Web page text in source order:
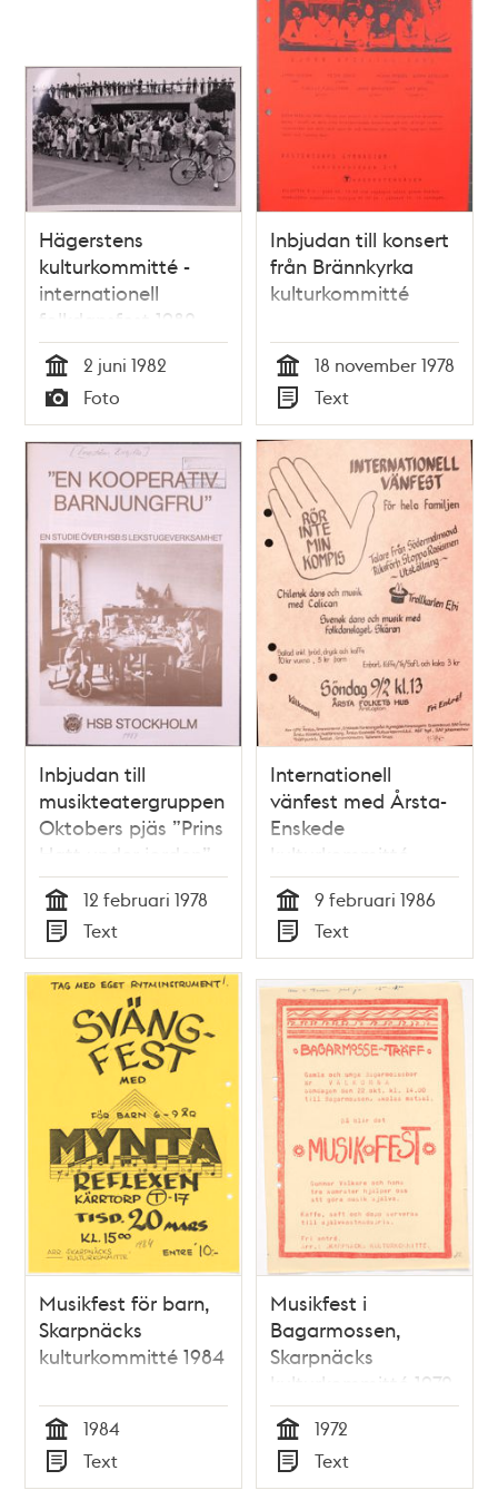
Hägerstens
kulturkommitté -
internationell
folkdansfest 1982
Tid
2 juni 1982
Typ
Foto
Inbjudan till konsert
från Brännkyrka
kulturkommitté
Tid
18 november 1978
Typ
Text
Inbjudan till
musikteatergruppen
Oktobers pjäs ”Prins
Hatt under jorden”
Tid
12 februari 1978
Typ
Text
Internationell
vänfest med Årsta-
Enskede
kulturkommitté
Tid
9 februari 1986
Typ
Text
Musikfest för barn,
Skarpnäcks
kulturkommitté 1984
Tid
1984
Typ
Text
Musikfest i
Bagarmossen,
Skarpnäcks
kulturkommitté 1972
Tid
1972
Typ
Text